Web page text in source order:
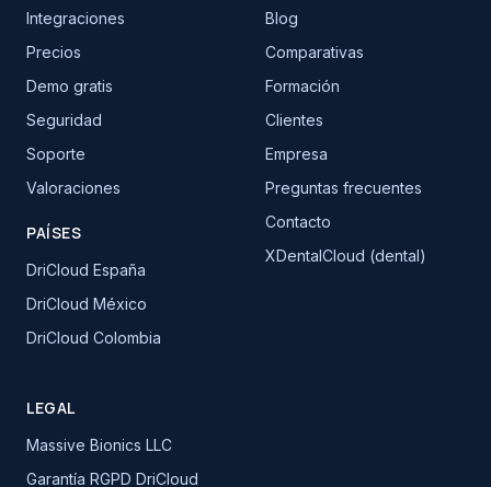
Integraciones
Precios
Demo gratis
Seguridad
Soporte
Valoraciones
PAÍSES
DriCloud España
DriCloud México
DriCloud Colombia
Blog
Comparativas
Formación
Clientes
Empresa
Preguntas frecuentes
Contacto
XDentalCloud (dental)
LEGAL
Massive Bionics LLC
Garantía RGPD DriCloud